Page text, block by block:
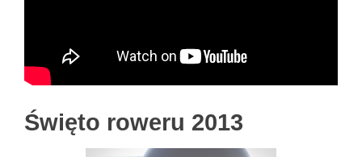
Święto roweru 2013